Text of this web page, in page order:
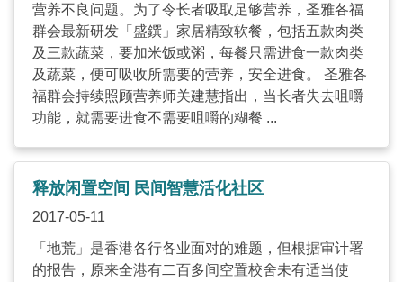
营养不良问题。为了令长者吸取足够营养，圣雅各福
群会最新研发「盛鐉」家居精致软餐，包括五款肉类
及三款蔬菜，要加米饭或粥，每餐只需进食一款肉类
及蔬菜，便可吸收所需要的营养，安全进食。 圣雅各
福群会持续照顾营养师关建慧指出，当长者失去咀嚼
功能，就需要进食不需要咀嚼的糊餐 ...
释放闲置空间 民间智慧活化社区
2017-05-11
「地荒」是香港各行各业面对的难题，但根据审计署
的报告，原来全港有二百多间空置校舍未有适当使